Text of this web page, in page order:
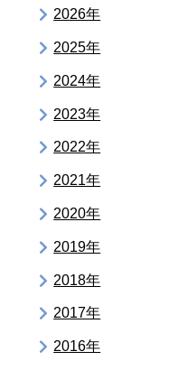
2026年
2025年
2024年
2023年
2022年
2021年
2020年
2019年
2018年
2017年
2016年